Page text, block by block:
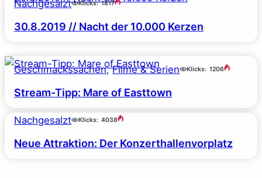
Nachgesalzt Klicks: 1817
30.8.2019 // Nacht der 10.000 Kerzen
Geschmackssachen, Filme & Serien Klicks: 1206
Stream-Tipp: Mare of Easttown
Nachgesalzt Klicks: 4038
Neue Attraktion: Der Konzerthallenvorplatz